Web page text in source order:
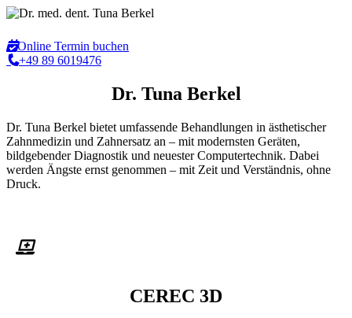
Online Termin buchen
+49 89 6019476
Dr. Tuna Berkel
Dr. Tuna Berkel bietet umfassende Behandlungen in ästhetischer
Zahnmedizin und Zahnersatz an – mit modernsten Geräten,
bildgebender Diagnostik und neuester Computertechnik. Dabei
werden Ängste ernst genommen – mit Zeit und Verständnis, ohne
Druck.
CEREC 3D